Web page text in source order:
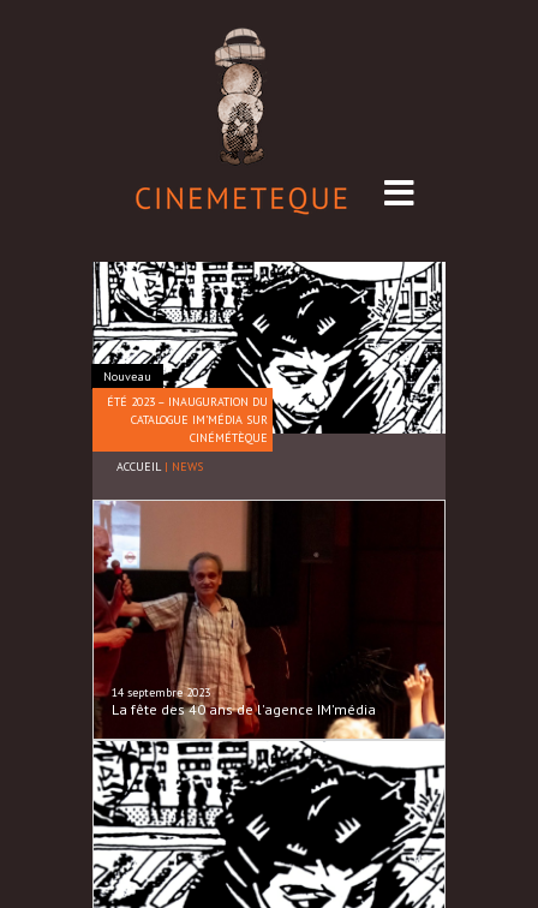
Nouveau
ÉTÉ 2023 – INAUGURATION DU
CATALOGUE IM’MÉDIA SUR
CINÉMÉTÈQUE
ACCUEIL | NEWS
14 septembre 2023
La fête des 40 ans de l'agence IM'média